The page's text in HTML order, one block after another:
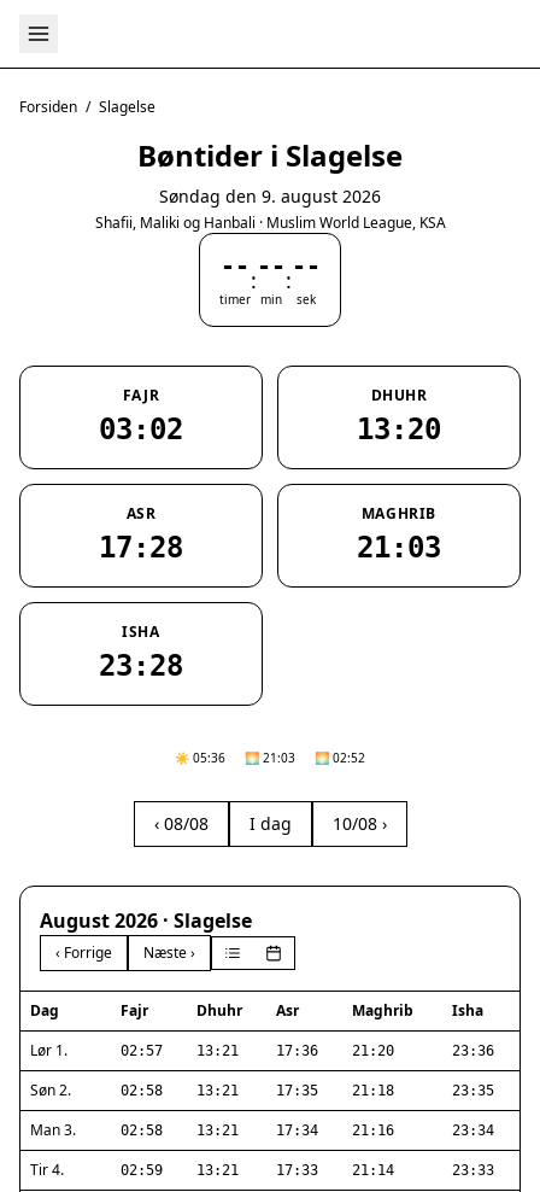
Forsiden / Slagelse
Bøntider i Slagelse
Søndag den 9. august 2026
Shafii, Maliki og Hanbali · Muslim World League, KSA
--
timer
:--
min
:--
sek
FAJR
03:02
DHUHR
13:20
ASR
17:28
MAGHRIB
21:03
ISHA
23:28
☀️ 05:36 🌅 21:03 🌅 02:52
‹ 08/08 I dag 10/08 ›
August 2026 · Slagelse
‹ Forrige Næste ›
Dag Fajr Dhuhr Asr Maghrib
Isha
Lør 1.
02:57 13:21 17:36 21:20 23:36
Søn 2. 02:58 13:21 17:35 21:18 23:35
Man 3. 02:58 13:21 17:34 21:16 23:34
Tir 4. 02:59 13:21 17:33 21:14 23:33